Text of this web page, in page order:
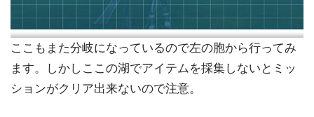
ここもまた分岐になっているので左の胞から行ってみ
ます。しかしここの湖でアイテムを採集しないとミッ
ションがクリア出来ないので注意。